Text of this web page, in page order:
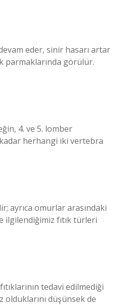
eder, sinir hasarı artar
parmaklarında görülür.
4. ve 5. lomber
kadar herhangi iki vertebra
ayrıca omurlar arasındaki
ilgilendiğimiz fıtık türleri
tedavi edilmediği
düşünsek de